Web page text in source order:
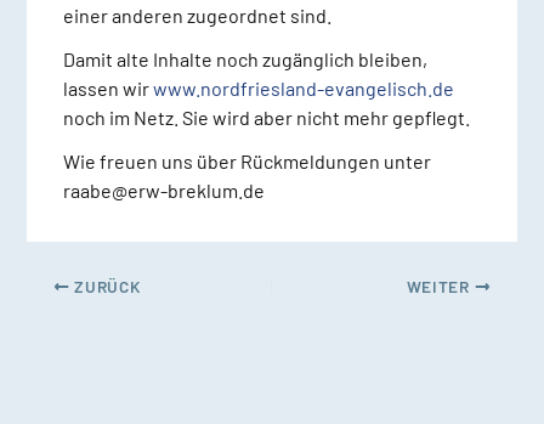
einer anderen zugeordnet sind.
Damit alte Inhalte noch zugänglich bleiben,
lassen wirwww.nordfriesland-evangelisch.de
noch im Netz. Sie wird aber nicht mehr gepflegt.
Wie freuen uns über Rückmeldungen unter
raabe@erw-breklum.de
ZURÜCK WEITER